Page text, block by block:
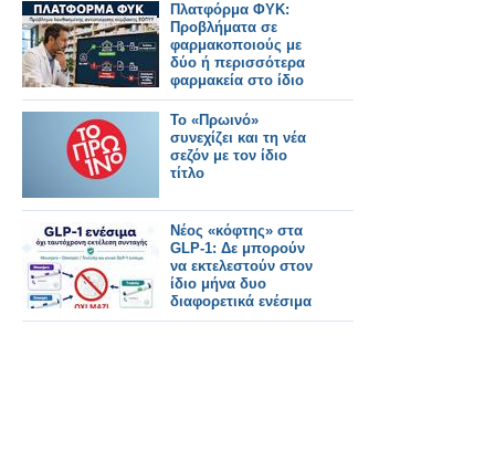
Πλατφόρμα ΦΥΚ:
Προβλήματα σε
φαρμακοποιούς με
δύο ή περισσότερα
φαρμακεία στο ίδιο
ΑΦΜ
Το «Πρωινό»
συνεχίζει και τη νέα
σεζόν με τον ίδιο
τίτλο
Νέος «κόφτης» στα
GLP-1: Δε μπορούν
να εκτελεστούν στον
ίδιο μήνα δυο
διαφορετικά ενέσιμα